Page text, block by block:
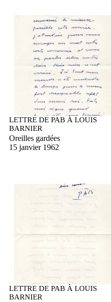
LETTRE DE PAB À LOUIS
BARNIER
Oreilles gardées
15 janvier 1962
LETTRE DE PAB À LOUIS
BARNIER